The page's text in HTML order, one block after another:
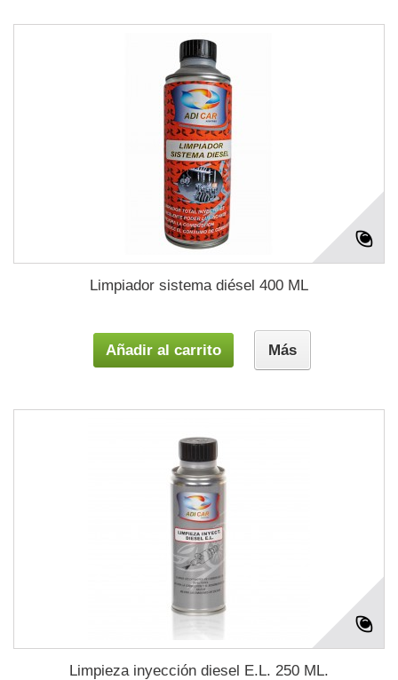
Limpiador sistema diésel 400 ML
Añadir al carrito Más
Limpieza inyección diesel E.L. 250 ML.